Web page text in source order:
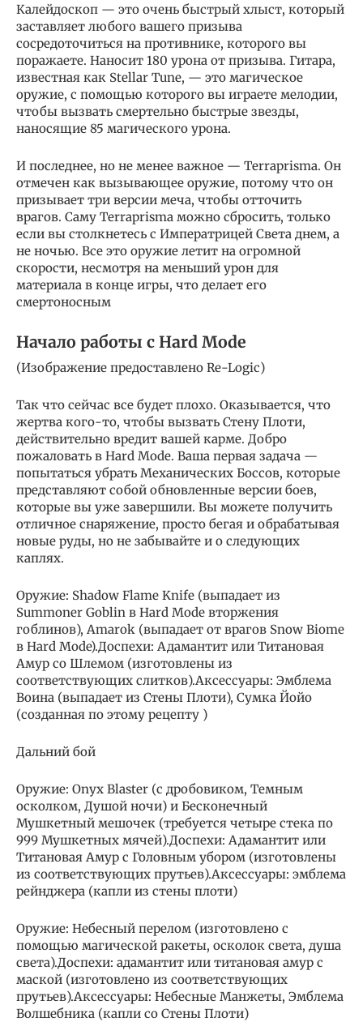
Калейдоскоп — это очень быстрый хлыст, который
заставляет любого вашего призыва
сосредоточиться на противнике, которого вы
поражаете. Наносит 180 урона от призыва. Гитара,
известная как Stellar Tune, — это магическое
оружие, с помощью которого вы играете мелодии,
чтобы вызвать смертельно быстрые звезды,
наносящие 85 магического урона.
И последнее, но не менее важное — Terraprisma. Он
отмечен как вызывающее оружие, потому что он
призывает три версии меча, чтобы отточить
врагов. Саму Terraprisma можно сбросить, только
если вы столкнетесь с Императрицей Света днем, а
не ночью. Все это оружие летит на огромной
скорости, несмотря на меньший урон для
материала в конце игры, что делает его
смертоносным
Начало работы с Hard Mode
(Изображение предоставлено Re-Logic)
Так что сейчас все будет плохо. Оказывается, что
жертва кого-то, чтобы вызвать Стену Плоти,
действительно вредит вашей карме. Добро
пожаловать в Hard Mode. Ваша первая задача —
попытаться убрать Механических Боссов, которые
представляют собой обновленные версии боев,
которые вы уже завершили. Вы можете получить
отличное снаряжение, просто бегая и обрабатывая
новые руды, но не забывайте и о следующих
каплях.
Оружие: Shadow Flame Knife (выпадает из
Summoner Goblin в Hard Mode вторжения
гоблинов), Amarok (выпадает от врагов Snow Biome
в Hard Mode).Доспехи: Адамантит или Титановая
Амур со Шлемом (изготовлены из
соответствующих слитков).Аксессуары: Эмблема
Воина (выпадает из Стены Плоти), Сумка Йойо
(созданная по этому рецепту )
Дальний бой
Оружие: Onyx Blaster (с дробовиком, Темным
осколком, Душой ночи) и Бесконечный
Мушкетный мешочек (требуется четыре стека по
999 Мушкетных мячей).Доспехи: Адамантит или
Титановая Амур с Головным убором (изготовлены
из соответствующих прутьев).Аксессуары: эмблема
рейнджера (капли из стены плоти)
Оружие: Небесный перелом (изготовлено с
помощью магической ракеты, осколок света, душа
света).Доспехи: адамантит или титановая амур с
маской (изготовлено из соответствующих
прутьев).Аксессуары: Небесные Манжеты, Эмблема
Волшебника (капли со Стены Плоти)